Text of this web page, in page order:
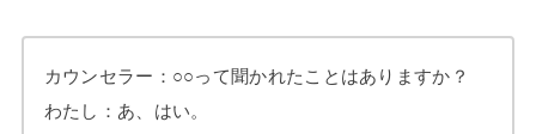
カウンセラー：○○って聞かれたことはありますか？
わたし：あ、はい。